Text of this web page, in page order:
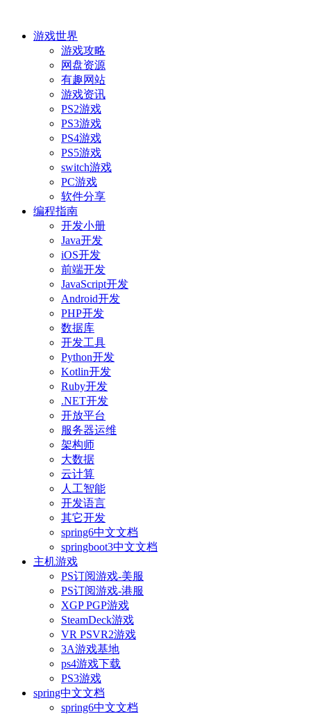
游戏世界
游戏攻略
网盘资源
有趣网站
游戏资讯
PS2游戏
PS3游戏
PS4游戏
PS5游戏
switch游戏
PC游戏
软件分享
编程指南
开发小册
Java开发
iOS开发
前端开发
JavaScript开发
Android开发
PHP开发
数据库
开发工具
Python开发
Kotlin开发
Ruby开发
.NET开发
开放平台
服务器运维
架构师
大数据
云计算
人工智能
开发语言
其它开发
spring6中文文档
springboot3中文文档
主机游戏
PS订阅游戏-美服
PS订阅游戏-港服
XGP PGP游戏
SteamDeck游戏
VR PSVR2游戏
3A游戏基地
ps4游戏下载
PS3游戏
spring中文文档
spring6中文文档